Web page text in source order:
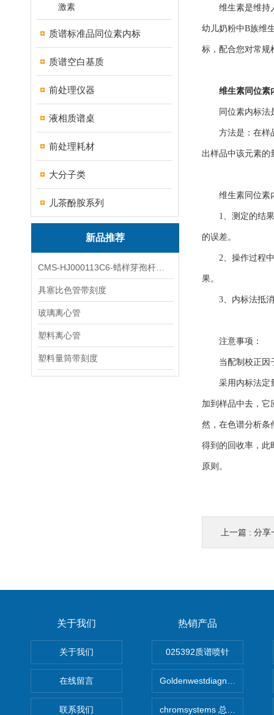
激素
质谱标准品同位素内标
质谱空白基质
前处理仪器
液相质谱桌
前处理耗材
大分子类
儿茶酚胺系列
新品推荐
具塞比色管带刻度
玻璃离心管
塑料离心管
塑料量筒带刻度
维生素是维持人
幼儿奶粉中B族维
标，配合您对常规
维生素同位素
同位素内标法是
方法是：在样品
出样品中该元素的
维生素同位素
1、测定的结果
的误差。
2、操作过程中
果。
3、内标法抵消
注意事项：
当配制校正因子
采用内标法定量
加到样品中去，它
然，在色谱分析条
得到的回收率，此
原则。
上一篇 : 分享
关于我们
关于我们
在线留言
联系我们
热销产品
025392质谱喷针
Goldenwestdiagnostics总代
chromsystems 总代理